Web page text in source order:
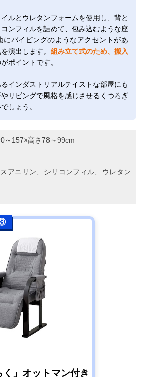
ルとウレタンフォームを使用し、背と
ンフィルを詰めて、包み込むような座
にパイピングのようなアクセントがあ
演出します。 組み立て式のため、搬入
ポイントです。
インダストリアルテイストな部屋にも
リビングで風格を感じさせるくつろぎ
しょう。
～157×高さ78～99cm
アニリン、シリコンフィル、ウレタン
」オットマン付き